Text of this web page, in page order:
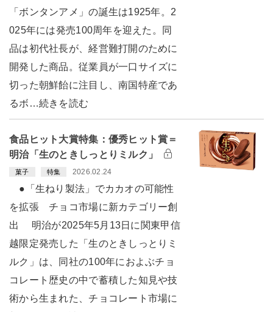
「ボンタンアメ」の誕生は1925年。2
025年には発売100周年を迎えた。同
品は初代社長が、経営難打開のために
開発した商品。従業員が一口サイズに
切った朝鮮飴に注目し、南国特産であ
るボ…続きを読む
食品ヒット大賞特集：優秀ヒット賞＝
明治「生のときしっとりミルク」
菓子 特集 2026.02.24
●「生ねり製法」でカカオの可能性
を拡張 チョコ市場に新カテゴリー創
出 明治が2025年5月13日に関東甲信
越限定発売した「生のときしっとりミ
ルク」は、同社の100年におよぶチョ
コレート歴史の中で蓄積した知見や技
術から生まれた、チョコレート市場に